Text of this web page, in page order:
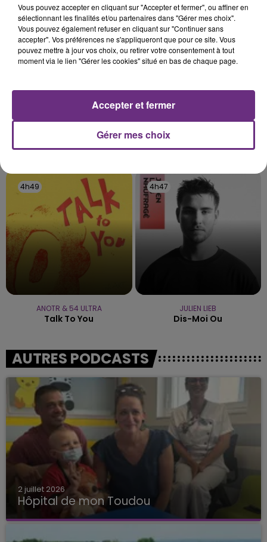
4h56
4h56
BRUNO MARS
4h53
4h53
IMAGINE DRAGONS
4h49
4h49
ANOTR & 54 ULTRA
Talk To You
4h47
4h47
JULIEN LIEB
Dis-Moi Ou
AUTRES PODCASTS
2 juillet 2026
Hôpital de mon Toudou
Hôpital de mon Toudou
Vous pouvez accepter en cliquant sur "Accepter et fermer", ou affiner en
sélectionnant les finalités et/ou partenaires dans "Gérer mes choix".
Vous pouvez également refuser en cliquant sur "Continuer sans
accepter". Vos préférences ne s'appliqueront que pour ce site. Vous
pouvez mettre à jour vos choix, ou retirer votre consentement à tout
moment via le lien "Gérer les cookies" situé en bas de chaque page.
Gérer mes choix
Accepter et fermer